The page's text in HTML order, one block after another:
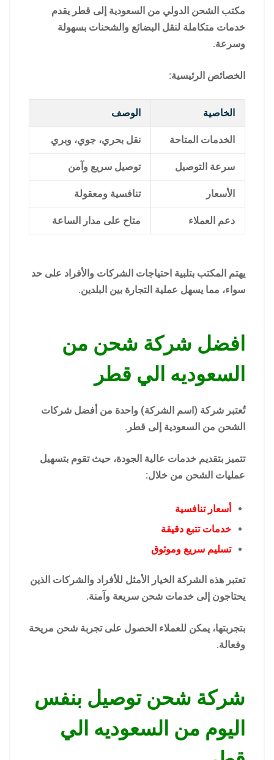
مكتب الشحن الدولي من السعودية إلى قطر يقدم
خدمات متكاملة لنقل البضائع والشحنات بسهولة
وسرعة.
الخصائص الرئيسية:
الخاصية الوصف
الخدمات المتاحة نقل بحري، جوي، وبري
سرعة التوصيل توصيل سريع وآمن
الأسعار تنافسية ومعقولة
دعم العملاء متاح على مدار الساعة
يهتم المكتب بتلبية احتياجات الشركات والأفراد على حد
سواء، مما يسهل عملية التجارة بين البلدين.
افضل شركة شحن من
السعوديه الي قطر
تُعتبر شركة (اسم الشركة) واحدة من أفضل شركات
الشحن من السعودية إلى قطر.
تتميز بتقديم خدمات عالية الجودة، حيث تقوم بتسهيل
عمليات الشحن من خلال:
أسعار تنافسية
خدمات تتبع دقيقة
تسليم سريع وموثوق
تعتبر هذه الشركة الخيار الأمثل للأفراد والشركات الذين
يحتاجون إلى خدمات شحن سريعة وآمنة.
بتجربتها، يمكن للعملاء الحصول على تجربة شحن مريحة
وفعالة.
شركة شحن توصيل بنفس
اليوم من السعوديه الي